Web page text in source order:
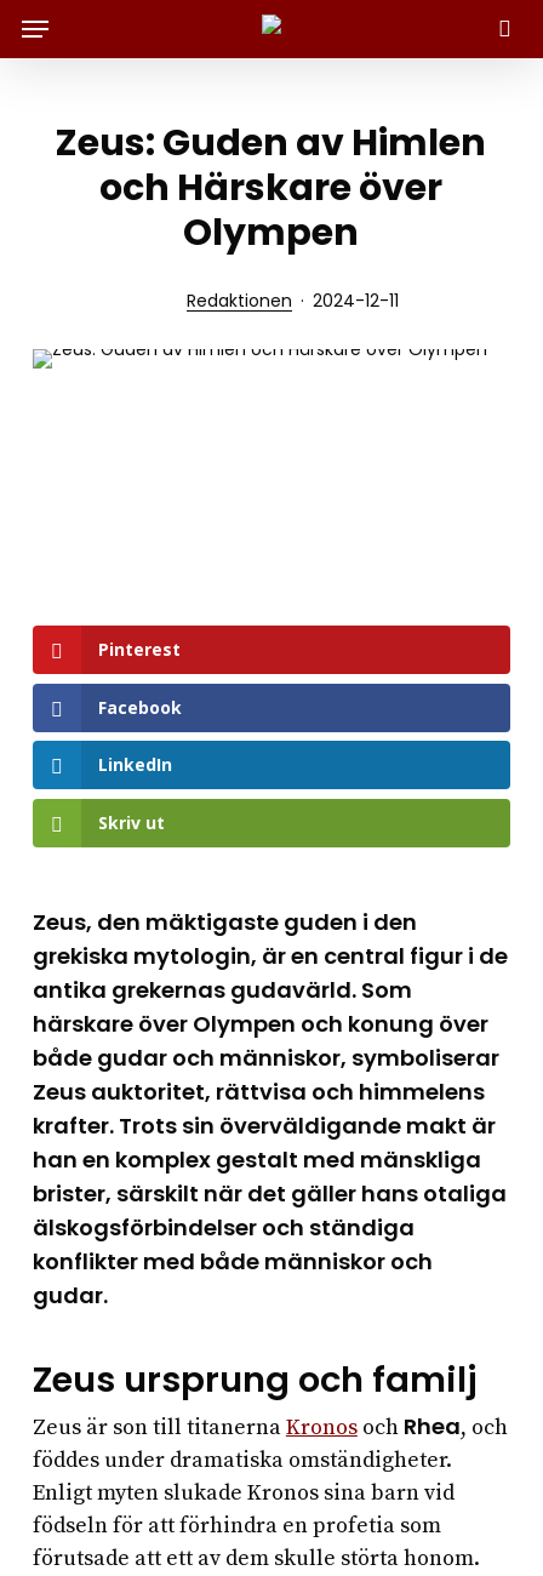
Sök
Menu
Zeus: Guden av Himlen
och Härskare över
Olympen
Redaktionen 2024-12-11
Pinterest
Facebook
LinkedIn
Skriv ut
Zeus, den mäktigaste guden i den
grekiska mytologin, är en central figur i de
antika grekernas gudavärld. Som
härskare över Olympen och konung över
både gudar och människor, symboliserar
Zeus auktoritet, rättvisa och himmelens
krafter. Trots sin överväldigande makt är
han en komplex gestalt med mänskliga
brister, särskilt när det gäller hans otaliga
älskogsförbindelser och ständiga
konflikter med både människor och
gudar.
Zeus ursprung och familj
Zeus är son till titanernaKronosoch Rhea, och
föddes under dramatiska omständigheter.
Enligt myten slukade Kronos sina barn vid
födseln för att förhindra en profetia som
förutsade att ett av dem skulle störta honom.